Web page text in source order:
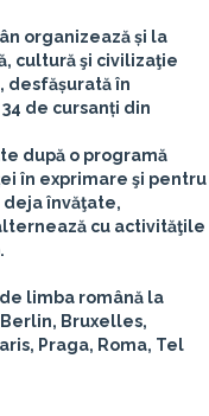
organizează și la
cultură şi civilizaţie
desfășurată în
34 de cursanți din
după o programă
în exprimare şi pentru
învăţate,
cu activităţile
limba română la
Berlin, Bruxelles,
Praga, Roma, Tel